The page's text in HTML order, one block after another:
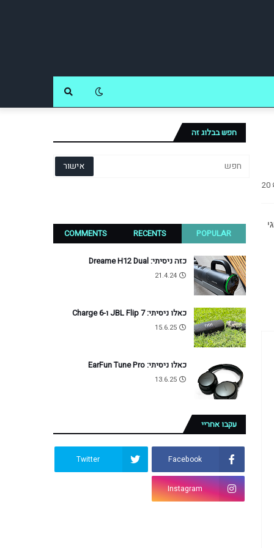
20
חפש בבלוג זה
POPULAR
RECENTS
COMMENTS
כזה ניסיתי: Dreame H12 Dual
21.4.24
כאלו ניסיתי: JBL Flip 7 ו-Charge 6
15.6.25
כאלו ניסיתי: EarFun Tune Pro
13.6.25
עקבו אחריי
Facebook
Twitter
Instagram